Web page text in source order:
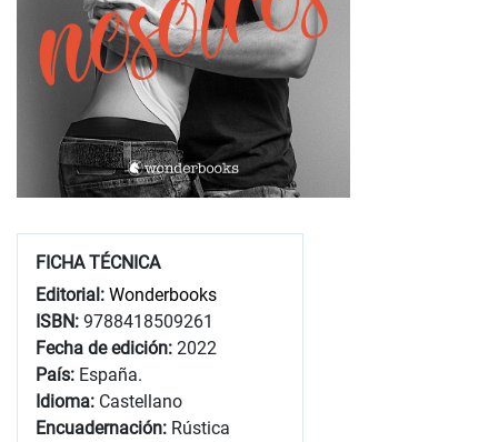
FICHA TÉCNICA
Editorial: Wonderbooks
ISBN: 9788418509261
Fecha de edición: 2022
País: España.
Idioma: Castellano
Encuadernación: Rústica